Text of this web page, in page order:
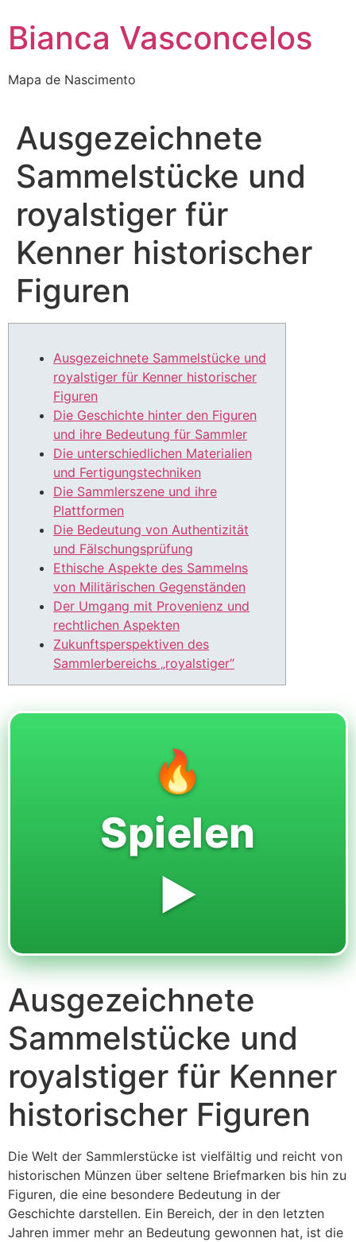
Bianca Vasconcelos
Mapa de Nascimento
Ausgezeichnete
Sammelstücke und
royalstiger für
Kenner historischer
Figuren
Ausgezeichnete Sammelstücke und
royalstiger für Kenner historischer
Figuren
Die Geschichte hinter den Figuren
und ihre Bedeutung für Sammler
Die unterschiedlichen Materialien
und Fertigungstechniken
Die Sammlerszene und ihre
Plattformen
Die Bedeutung von Authentizität
und Fälschungsprüfung
Ethische Aspekte des Sammelns
von Militärischen Gegenständen
Der Umgang mit Provenienz und
rechtlichen Aspekten
Zukunftsperspektiven des
Sammlerbereichs „royalstiger“
🔥
Spielen
▶️
Ausgezeichnete
Sammelstücke und
royalstiger für Kenner
historischer Figuren
Die Welt der Sammlerstücke ist vielfältig und reicht von
historischen Münzen über seltene Briefmarken bis hin zu
Figuren, die eine besondere Bedeutung in der
Geschichte darstellen. Ein Bereich, der in den letzten
Jahren immer mehr an Bedeutung gewonnen hat, ist die